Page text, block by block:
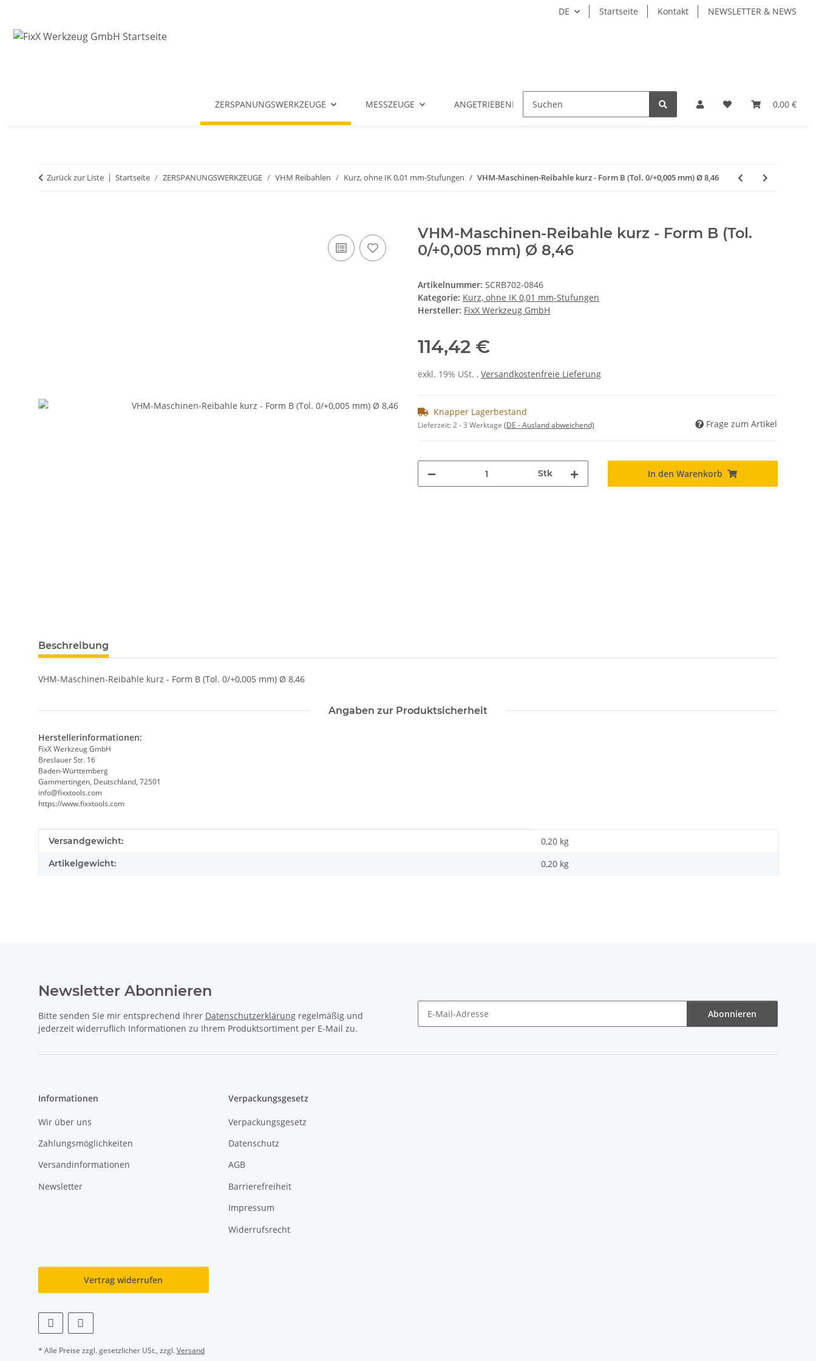
DE Startseite Kontakt NEWSLETTER & NEWS
0,00 €
ZERSPANUNGSWERKZEUGE MESSZEUGE ANGETRIEBENE WERKZEUGE WERKZEUGAUFNAHMEN
Zurück zur Liste Startseite ZERSPANUNGSWERKZEUGE VHM Reibahlen Kurz, ohne IK 0,01 mm-Stufungen VHM-Maschinen-Reibahle kurz - Form B (Tol. 0/+0,005 mm) Ø 8,46
VHM-Maschinen-Reibahle kurz - Form B (Tol.
0/+0,005 mm) Ø 8,46
Artikelnummer: SCRB702-0846
Kategorie: Kurz, ohne IK 0,01 mm-Stufungen
Hersteller: FixX Werkzeug GmbH
114,42 €
exkl. 19% USt. , Versandkostenfreie Lieferung
Knapper Lagerbestand
Lieferzeit:2 - 3 Werktage (DE - Ausland abweichend) Frage zum Artikel
Stk In den Warenkorb
weitere Registerkarten anzeigen
Beschreibung
VHM-Maschinen-Reibahle kurz - Form B (Tol. 0/+0,005 mm) Ø 8,46
Angaben zur Produktsicherheit
Herstellerinformationen:
FixX Werkzeug GmbH
Breslauer Str. 16
Baden-Württemberg
Gammertingen, Deutschland, 72501
info@fixxtools.com
https://www.fixxtools.com
Produkteigenschaft
Wert
Versandgewicht: 0,20 kg
Artikelgewicht: 0,20 kg
Newsletter Abonnieren
Bitte senden Sie mir entsprechend Ihrer Datenschutzerklärung regelmäßig und
jederzeit widerruflich Informationen zu Ihrem Produktsortiment per E-Mail zu.
Abonnieren
Informationen
Wir über uns
Zahlungsmöglichkeiten
Versandinformationen
Newsletter
Verpackungsgesetz
Verpackungsgesetz
Datenschutz
AGB
Barrierefreiheit
Impressum
Widerrufsrecht
Vertrag widerrufen
* Alle Preise zzgl. gesetzlicher USt., zzgl.Versand